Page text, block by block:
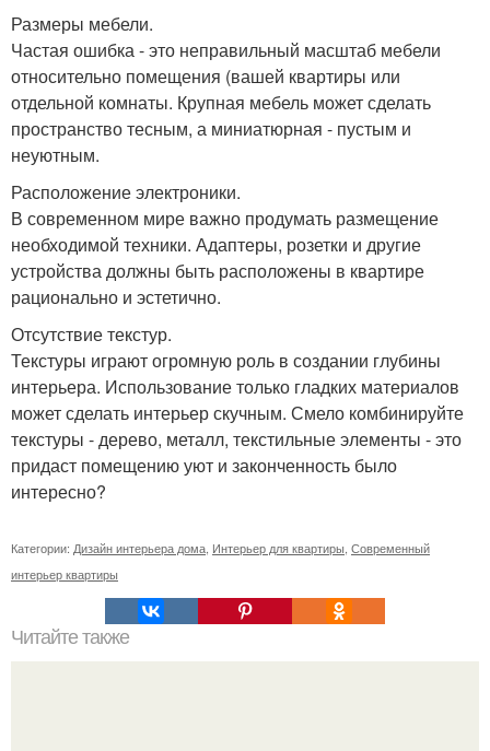
Размеры мебели.
Частая ошибка - это неправильный масштаб мебели
относительно помещения (вашей квартиры или
отдельной комнаты. Крупная мебель может сделать
пространство тесным, а миниатюрная - пустым и
неуютным.
Расположение электроники.
В современном мире важно продумать размещение
необходимой техники. Адаптеры, розетки и другие
устройства должны быть расположены в квартире
рационально и эстетично.
Отсутствие текстур.
Текстуры играют огромную роль в создании глубины
интерьера. Использование только гладких материалов
может сделать интерьер скучным. Смело комбинируйте
текстуры - дерево, металл, текстильные элементы - это
придаст помещению уют и законченность было
интересно?
Категории: Дизайн интерьера дома Интерьер для квартиры Современный
интерьер квартиры
Читайте также